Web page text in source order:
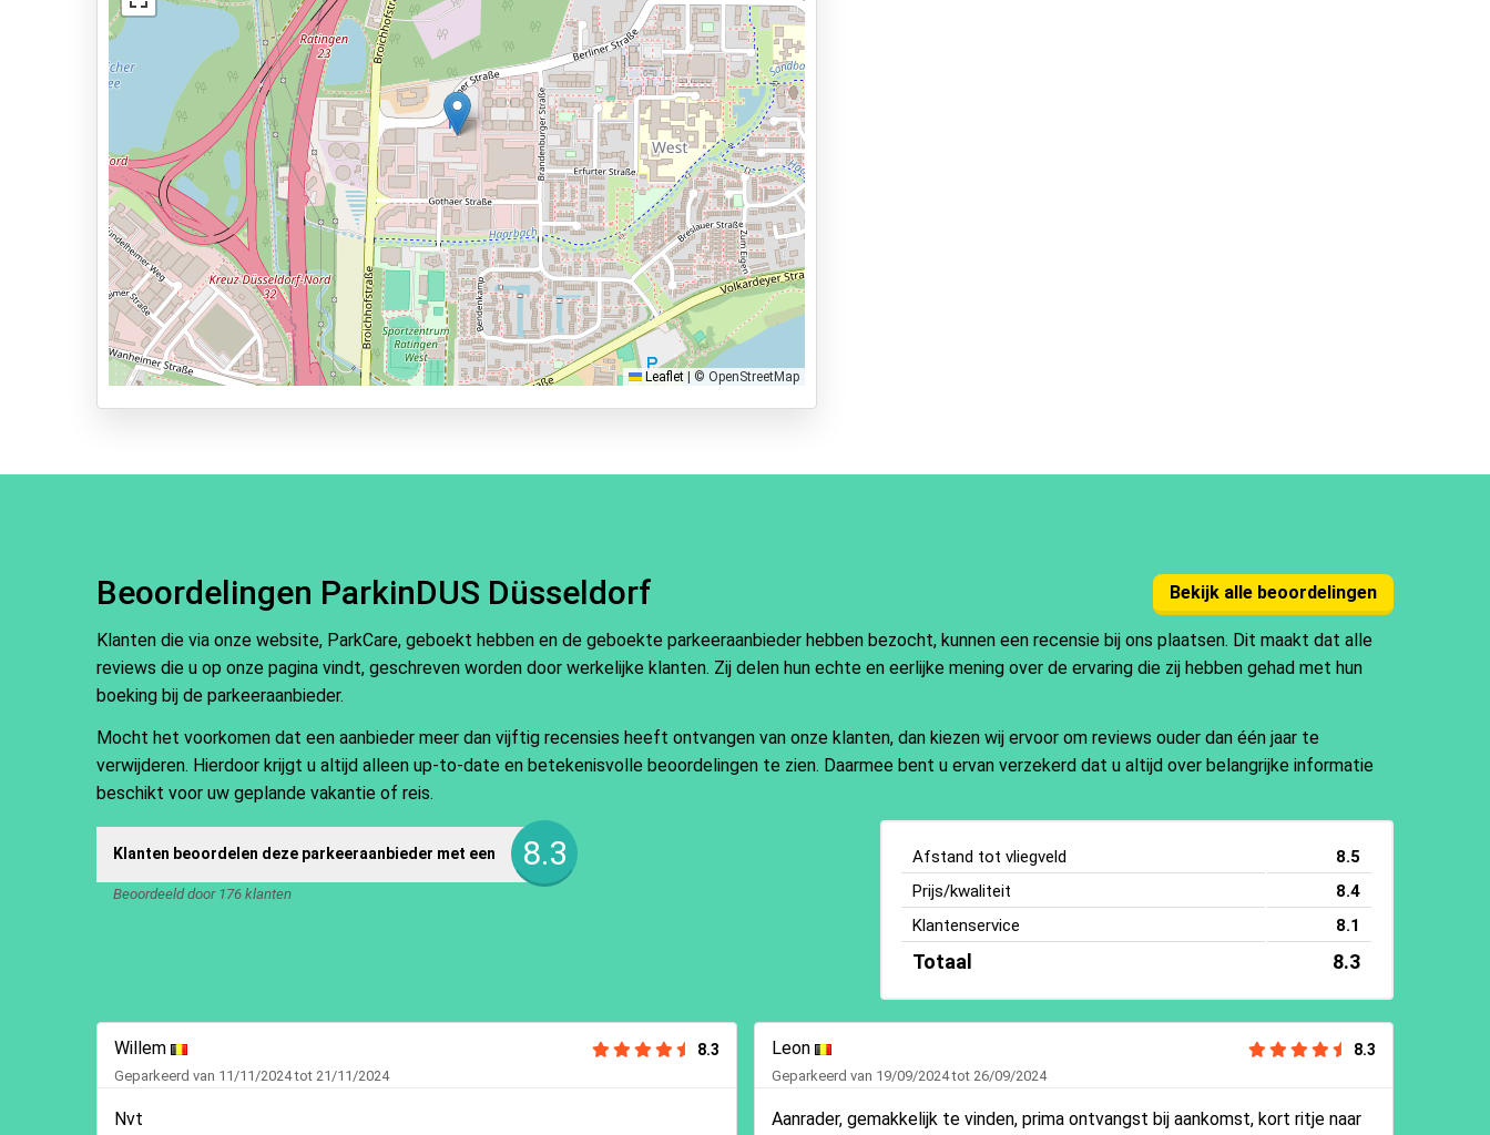
Services
24 uur per dag geopend
Vooraf reserveren
3,5km naar vertrekhal
Parkeervormen
Shuttle Parking
Valet Parking
Park & Walk
Park, Sleep & Fly
Leaflet © OpenStreetMap
Beoordelingen ParkinDUS Düsseldorf Bekijk alle beoordelingen
Klanten die via onze website, ParkCare, geboekt hebben en de geboekte parkeeraanbieder hebben bezocht, kunnen een recensie bij ons plaatsen. Dit maakt dat alle
reviews die u op onze pagina vindt, geschreven worden door werkelijke klanten. Zij delen hun echte en eerlijke mening over de ervaring die zij hebben gehad met hun
boeking bij de parkeeraanbieder.
Mocht het voorkomen dat een aanbieder meer dan vijftig recensies heeft ontvangen van onze klanten, dan kiezen wij ervoor om reviews ouder dan één jaar te
verwijderen. Hierdoor krijgt u altijd alleen up-to-date en betekenisvolle beoordelingen te zien. Daarmee bent u ervan verzekerd dat u altijd over belangrijke informatie
beschikt voor uw geplande vakantie of reis.
Klanten beoordelen deze parkeeraanbieder met een 8.3
Beoordeeld door 176 klanten
Afstand tot vliegveld
8.5
Prijs/kwaliteit
8.4
Klantenservice
8.1
Totaal 8.3
Willem 8.3
Geparkeerd van 11/11/2024 tot 21/11/2024
Nvt
Leon 8.3
Geparkeerd van 19/09/2024 tot 26/09/2024
Aanrader, gemakkelijk te vinden, prima ontvangst bij aankomst, kort ritje naar